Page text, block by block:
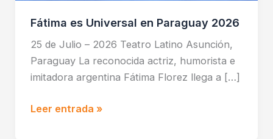
Fátima es Universal en Paraguay 2026
25 de Julio – 2026 Teatro Latino Asunción,
Paraguay La reconocida actriz, humorista e
imitadora argentina Fátima Florez llega a […]
Leer entrada »